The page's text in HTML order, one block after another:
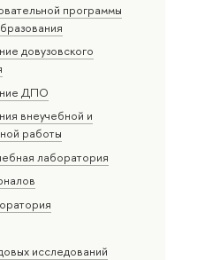
программы
довузовского
ДПО
внеучебной и
работы
лаборатория
исследований